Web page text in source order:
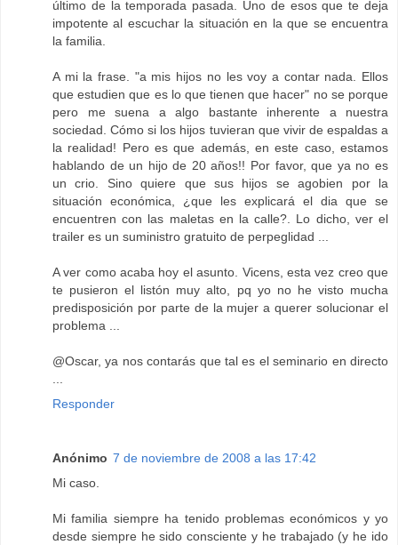
último de la temporada pasada. Uno de esos que te deja
impotente al escuchar la situación en la que se encuentra
la familia.
A mi la frase. "a mis hijos no les voy a contar nada. Ellos
que estudien que es lo que tienen que hacer" no se porque
pero me suena a algo bastante inherente a nuestra
sociedad. Cómo si los hijos tuvieran que vivir de espaldas a
la realidad! Pero es que además, en este caso, estamos
hablando de un hijo de 20 años!! Por favor, que ya no es
un crio. Sino quiere que sus hijos se agobien por la
situación económica, ¿que les explicará el dia que se
encuentren con las maletas en la calle?. Lo dicho, ver el
trailer es un suministro gratuito de perpeglidad ...
A ver como acaba hoy el asunto. Vicens, esta vez creo que
te pusieron el listón muy alto, pq yo no he visto mucha
predisposición por parte de la mujer a querer solucionar el
problema ...
@Oscar, ya nos contarás que tal es el seminario en directo
Responder
Anónimo 7 de noviembre de 2008 a las 17:42
Mi caso.
Mi familia siempre ha tenido problemas económicos y yo
desde siempre he sido consciente y he trabajado (y he ido